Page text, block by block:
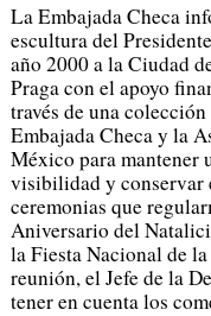
La Embajada Checa
escultura del
año 2000 a la Ciudad
Praga con el apoyo
través de una
Embajada Checa y la
México para mantener
visibilidad y conservar
ceremonias que
Aniversario del
la Fiesta Nacional de
reunión, el Jefe de la
tener en cuenta los